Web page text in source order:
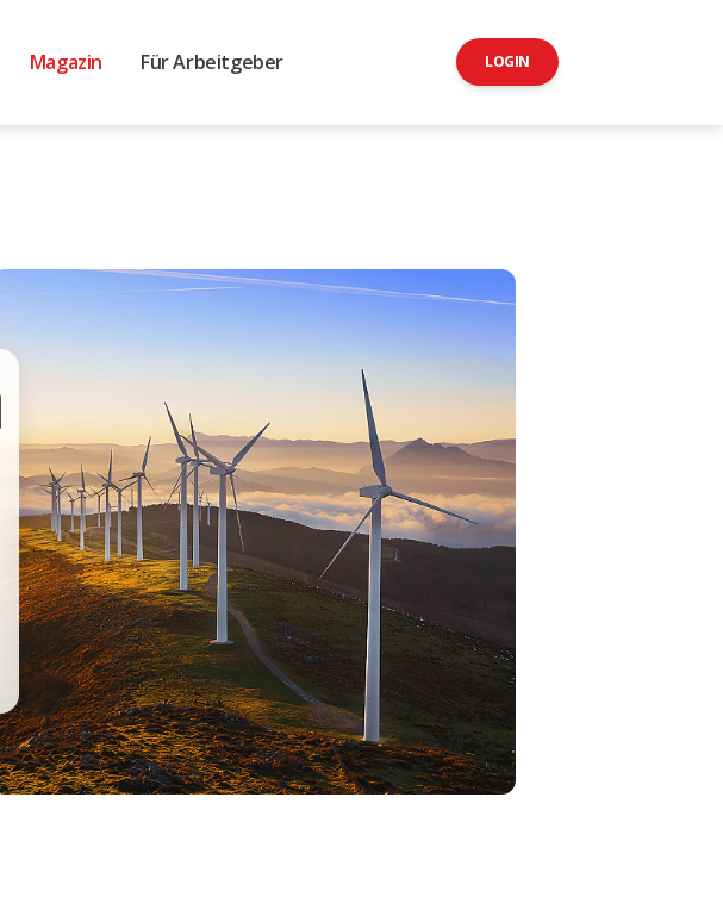
Magazin Für Arbeitgeber LOGIN